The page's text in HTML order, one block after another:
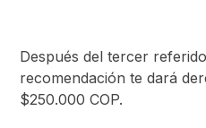
Después del tercer
recomendación te dará
$250.000 COP.